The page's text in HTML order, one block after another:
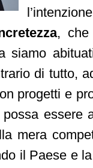
, che
siamo
di tutto,
progetti e
essere
mera
il Paese e